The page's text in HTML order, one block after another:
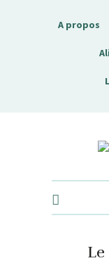
A propos